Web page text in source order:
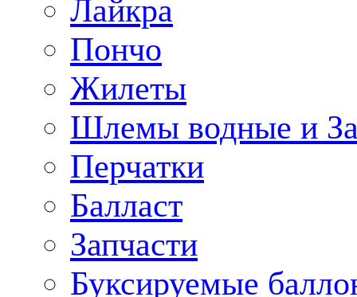
Лайкра
Пончо
Жилеты
Шлемы водные и
Перчатки
Балласт
Запчасти
Буксируемые